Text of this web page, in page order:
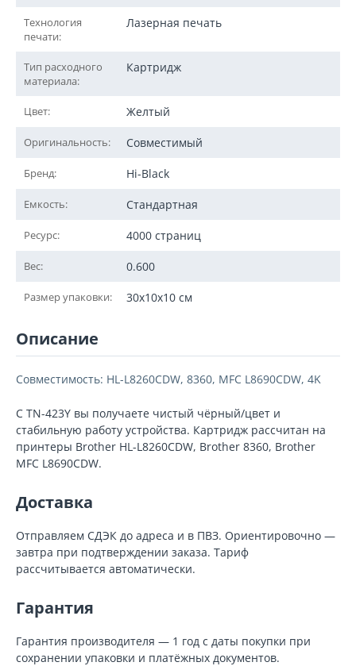
Технология
печати:
Лазерная печать
Тип расходного
материала:
Картридж
Цвет: Желтый
Оригинальность: Совместимый
Бренд: Hi-Black
Емкость: Стандартная
Ресурс: 4000 страниц
Вес: 0.600
Размер упаковки: 30x10x10 см
Описание
Совместимость: HL-L8260CDW, 8360, MFC L8690CDW, 4K
С TN-423Y вы получаете чистый чёрный/цвет и
стабильную работу устройства. Картридж рассчитан на
принтеры Brother HL-L8260CDW, Brother 8360, Brother
MFC L8690CDW.
Доставка
Отправляем СДЭК до адреса и в ПВЗ. Ориентировочно —
завтра при подтверждении заказа. Тариф
рассчитывается автоматически.
Гарантия
Гарантия производителя — 1 год с даты покупки при
сохранении упаковки и платёжных документов.